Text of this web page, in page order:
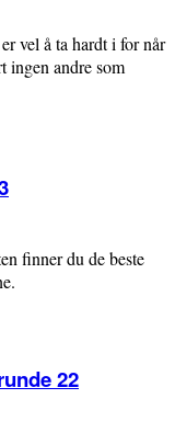
vel å ta hardt i for når
ingen andre som
finner du de beste
22